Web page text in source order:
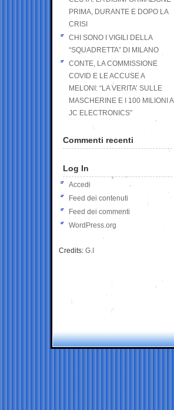
PRIMA, DURANTE E DOPO LA
CRISI
CHI SONO I VIGILI DELLA
“SQUADRETTA” DI MILANO
CONTE, LA COMMISSIONE
COVID E LE ACCUSE A
MELONI: “LA VERITA’ SULLE
MASCHERINE E I 100 MILIONI A
JC ELECTRONICS”
Commenti recenti
Log In
Accedi
Feed dei contenuti
Feed dei commenti
WordPress.org
Credits: G.I